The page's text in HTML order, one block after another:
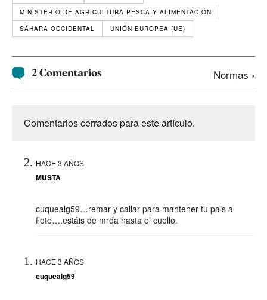
MINISTERIO DE AGRICULTURA PESCA Y ALIMENTACIÓN
SÁHARA OCCIDENTAL
UNIÓN EUROPEA (UE)
2 Comentarios Normas ›
Comentarios cerrados para este artículo.
HACE 3 AÑOS
MUSTA
cuquealg59…remar y callar para mantener tu pais a
flote….estáis de mrda hasta el cuello.
HACE 3 AÑOS
cuquealg59